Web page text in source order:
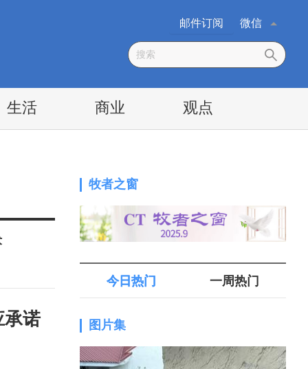
微信
邮件订阅
生活 商业 观点
承诺
牧者之窗
今日热门 一周热门
图片集